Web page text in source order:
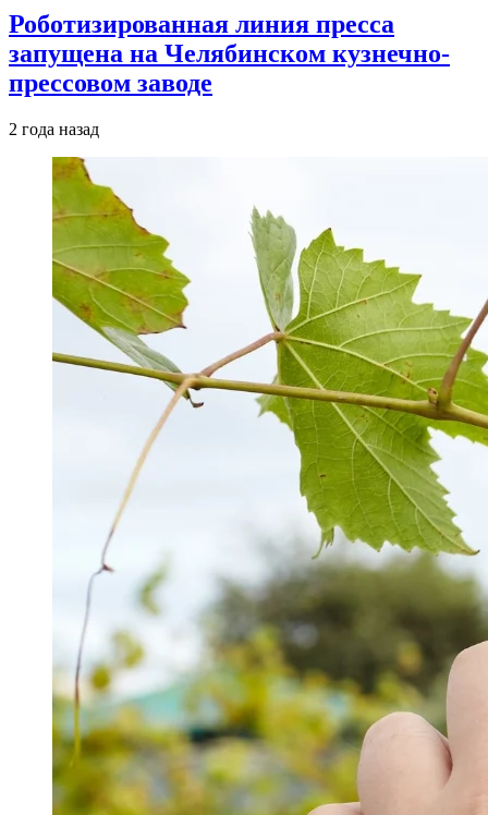
Роботизированная линия пресса
запущена на Челябинском кузнечно-
прессовом заводе
2 года назад